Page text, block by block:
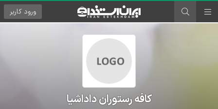
ورود کاربر
کافه رستوران داداشیا